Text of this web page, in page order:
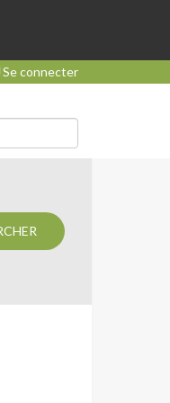
Se connecter